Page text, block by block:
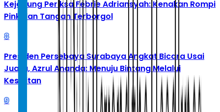
Kejagung Periksa Febrie Adriansyah: Kenakan Rompi
Pink dan Tangan Terborgol
8
Presiden Persebaya Surabaya Angkat Bicara Usai
Juara, Azrul Ananda: Menuju Bintang Melalui
Kesulitan
9